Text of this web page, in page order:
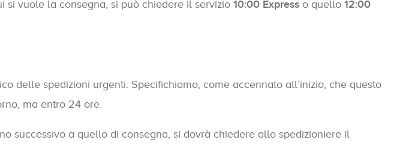
si vuole la consegna, si può chiedere il servizio 10:00 Express o quello 12:00
delle spedizioni urgenti. Specifichiamo, come accennato all’inizio, che questo
ma entro 24 ore.
successivo a quello di consegna, si dovrà chiedere allo spedizioniere il